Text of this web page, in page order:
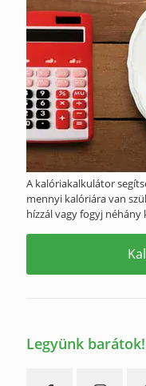
A kalóriakalkulátor
mennyi kalóriára van
hízzál vagy fogyj néhány
Legyünk barátok!